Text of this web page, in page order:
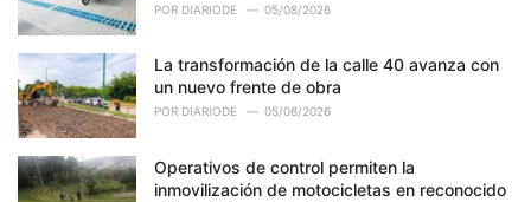
POR DIARIODE 05/08/2026
La transformación de la calle 40 avanza con
un nuevo frente de obra
POR DIARIODE 05/08/2026
Operativos de control permiten la
inmovilización de motocicletas en reconocido